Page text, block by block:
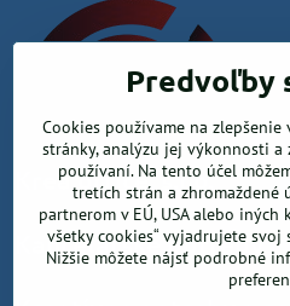
Krea office, s.r.o.
Kancelárske potreby
Predvoľby
Cookies používame na
stránky, analýzu jej výkonnosti
používaní. Na tento účel
tretích strán a zhromaždené
partnerom v EÚ, USA alebo
všetky cookies“ vyjadrujete
Nižšie môžete nájsť podrobné